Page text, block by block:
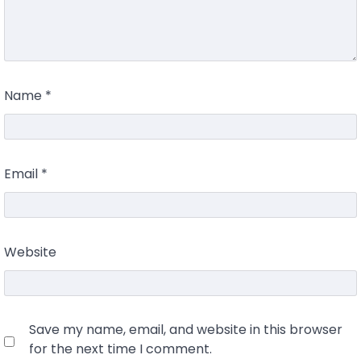
Name *
Email *
Website
Save my name, email, and website in this browser
for the next time I comment.